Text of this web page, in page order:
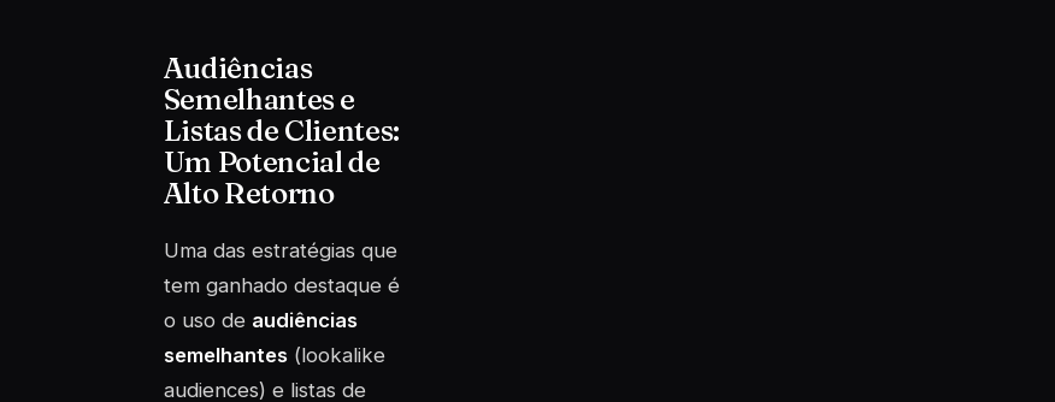
Audiências
Semelhantes e
Listas de Clientes:
Um Potencial de
Alto Retorno
Uma das estratégias que
tem ganhado destaque é
o uso de audiências
semelhantes(lookalike
audiences) e listas de